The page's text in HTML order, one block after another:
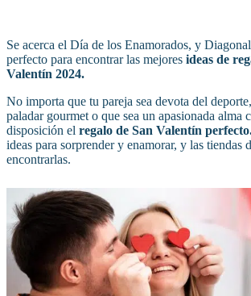
Se acerca el Día de los Enamorados, y
perfecto para encontrar las mejores ideas de
Valentín 2024.
No importa que tu pareja sea devota del
paladar gourmet o que sea un apasionada alma
disposición el regalo de San Valentín
ideas para sorprender y enamorar, y las tiendas
encontrarlas.